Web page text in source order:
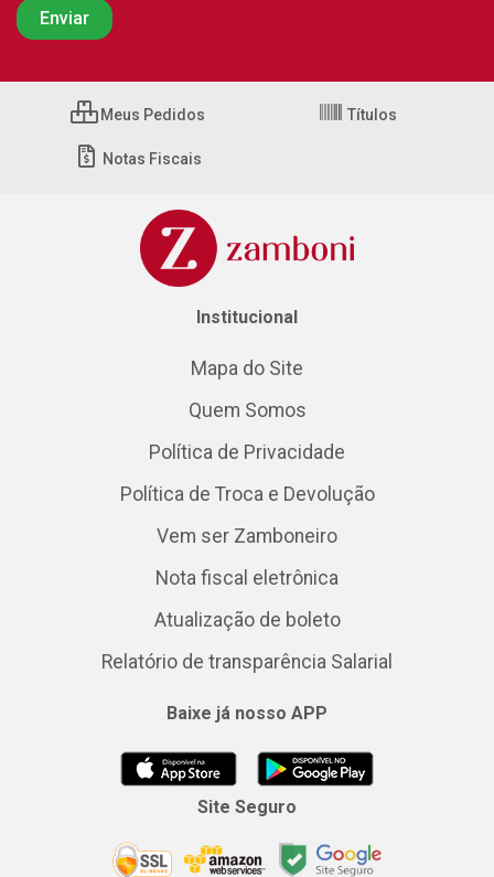
Meus Pedidos Títulos
Notas Fiscais
Institucional
Mapa do Site
Quem Somos
Política de Privacidade
Política de Troca e Devolução
Vem ser Zamboneiro
Nota fiscal eletrônica
Atualização de boleto
Relatório de transparência Salarial
Baixe já nosso APP
Site Seguro